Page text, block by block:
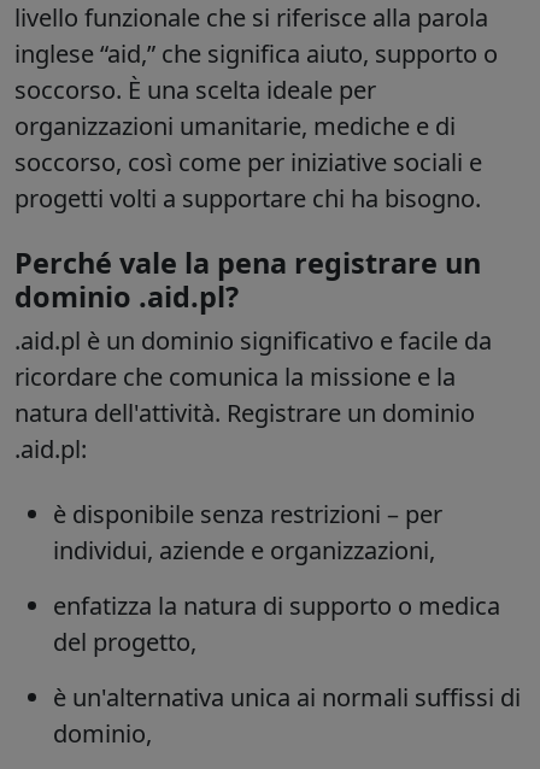
livello funzionale che si riferisce alla parola
inglese “aid,” che significa aiuto, supporto o
soccorso. È una scelta ideale per
organizzazioni umanitarie, mediche e di
soccorso, così come per iniziative sociali e
progetti volti a supportare chi ha bisogno.
Perché vale la pena registrare un
dominio .aid.pl?
.aid.pl è un dominio significativo e facile da
ricordare che comunica la missione e la
natura dell'attività. Registrare un dominio
.aid.pl:
è disponibile senza restrizioni – per
individui, aziende e organizzazioni,
enfatizza la natura di supporto o medica
del progetto,
è un'alternativa unica ai normali suffissi di
dominio,